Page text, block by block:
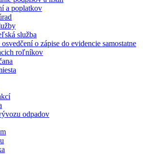
a poplatkov
služba
o zápise do evidencie samostatne
roľníkov
odpadov